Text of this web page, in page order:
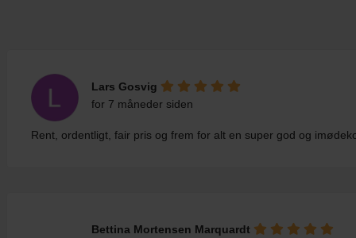
Lars Gosvig
for 7 måneder siden
Rent, ordentligt, fair pris og frem for alt en super god og
Bettina Mortensen Marquardt